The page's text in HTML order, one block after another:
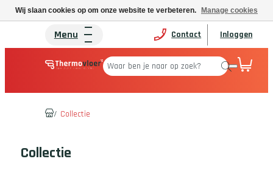
Menu Contact Inloggen
/ Collectie
Collectie
Wij slaan cookies op om onze website te verbeteren. Manage cookies